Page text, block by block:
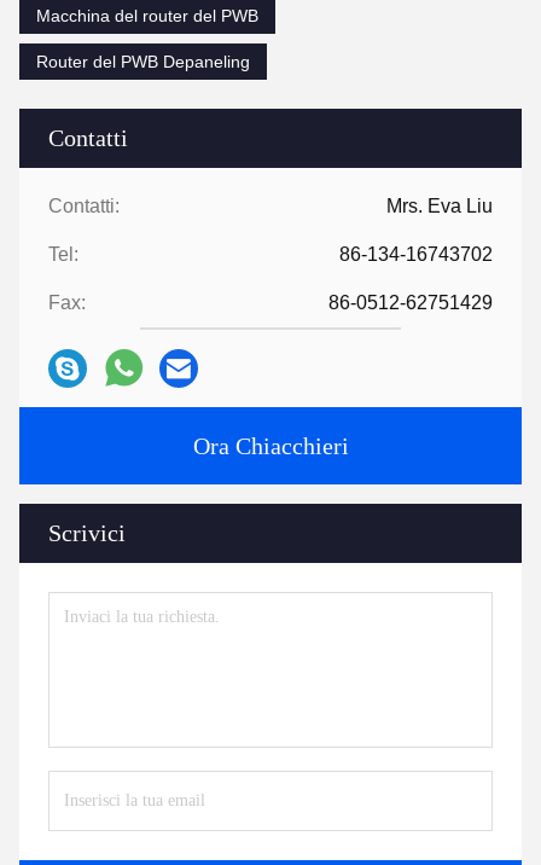
Contatti
Contatti: Mrs. Eva Liu
Tel: 86-134-16743702
Fax: 86-0512-62751429
Ora Chiacchieri
Scrivici
Macchina del router del PWB
Router del PWB Depaneling